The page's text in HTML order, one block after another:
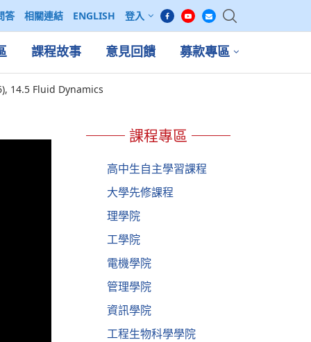
答 相關連結 ENGLISH 登入
課程故事 意見回饋 募款專區
14.5 Fluid Dynamics
課程專區
高中生自主學習課程
大學先修課程
理學院
工學院
電機學院
管理學院
資訊學院
工程生物科學學院